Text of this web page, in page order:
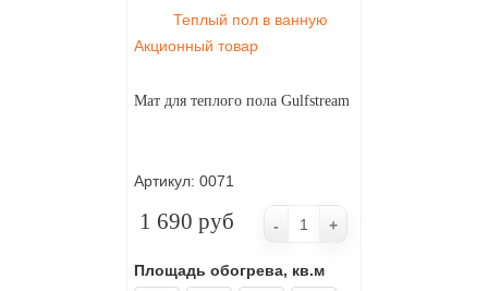
Теплый пол в ванную
Акционный товар
Мат для теплого пола Gulfstream
Артикул: 0071
1 690 руб
Площадь обогрева, кв.м
- +